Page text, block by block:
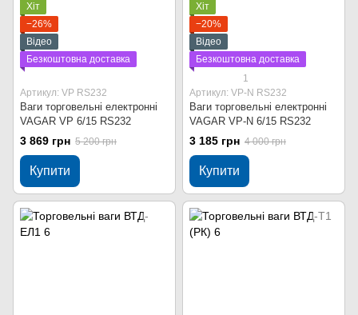
Хіт
−26%
Відео
Безкоштовна доставка
Артикул: VP RS232
Ваги торговельні електронні
VAGAR VP 6/15 RS232
3 869 грн 5 200 грн
Купити
Хіт
−20%
Відео
Безкоштовна доставка
1
Артикул: VP-N RS232
Ваги торговельні електронні
VAGAR VP-N 6/15 RS232
3 185 грн 4 000 грн
Купити